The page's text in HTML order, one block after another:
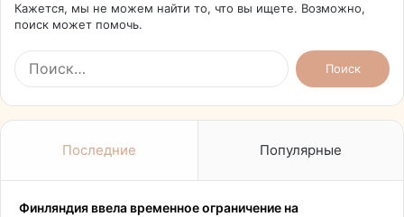
Кажется, мы не можем найти то, что вы ищете. Возможно,
поиск может помочь.
Найти:
Последние Популярные
Финляндия ввела временное ограничение на